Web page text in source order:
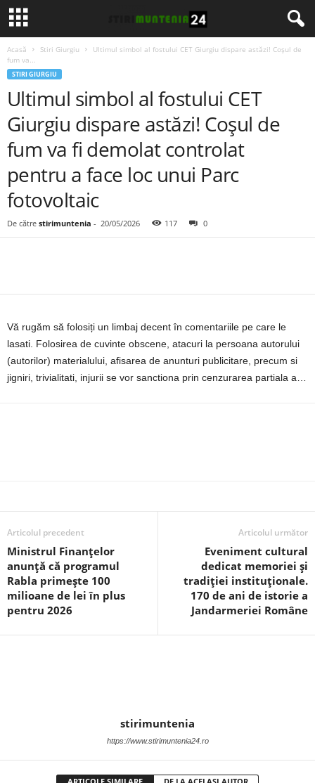
Acasă Stiri Giurgiu
Ultimul simbol al fostului CET Giurgiu dispare astăzi! Coșul de
fum va...
STIRI GIURGIU
Ultimul simbol al fostului CET
Giurgiu dispare astăzi! Coșul de
fum va fi demolat controlat
pentru a face loc unui Parc
fotovoltaic
De către stirimuntenia - 20/05/2026 117 0
Vă rugăm să folosiți un limbaj decent în comentariile pe care le
lasati. Folosirea de cuvinte obscene, atacuri la persoana autorului
(autorilor) materialului, afisarea de anunturi publicitare, precum si
jigniri, trivialitati, injurii se vor sanctiona prin cenzurarea partiala a…
Articolul precedent
Ministrul Finanțelor
anunţă că programul
Rabla primește 100
milioane de lei în plus
pentru 2026
Articolul următor
Eveniment cultural
dedicat memoriei și
tradiției instituționale.
170 de ani de istorie a
Jandarmeriei Române
stirimuntenia
https://www.stirimuntenia24.ro